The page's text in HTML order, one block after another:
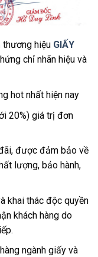
hiệu GIẤY
chỉ nhãn hiệu và
hot nhất hiện nay
20%) giá trị đơn
được đảm bảo về
lượng, bảo hành,
khai thác độc quyền
khách hàng do
ngành giấy và